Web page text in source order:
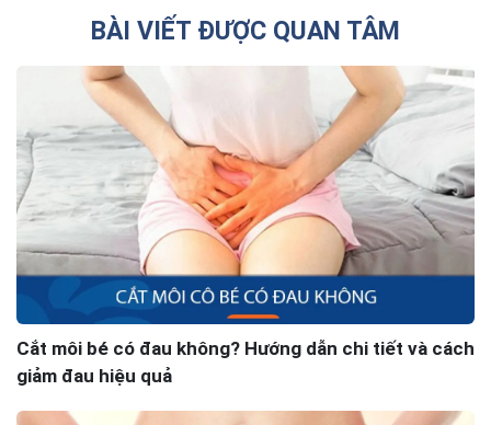
BÀI VIẾT ĐƯỢC QUAN TÂM
Cắt môi bé có đau không? Hướng dẫn chi tiết và cách
giảm đau hiệu quả